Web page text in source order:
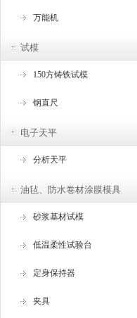
万能机
试模
150方铸铁试模
钢直尺
电子天平
分析天平
油毡、防水卷材涂膜模具
砂浆基材试模
低温柔性试验台
定身保持器
夹具